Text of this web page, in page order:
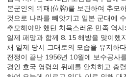
본군인의 위패(位牌)를 보관하여 추모
것으로 나라를 빼앗기고 일본 군대에
추모해야만 했던 치욕스러운 민족 역
일제 패망과 함께 8. 15 해방을 맞이했
채 일제 당시 그대로의 모습을 유지하
전쟁이 끝난 1956년 10월에 보수공사
경인 호국 영령의 위패를 안치하고 충